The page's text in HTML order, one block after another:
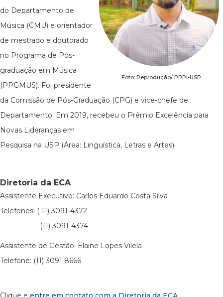
Foto: Reprodução/ PRPI-USP
do Departamento de
Música (CMU) e orientador
de mestrado e doutorado
no Programa de Pós-
graduação em Música
(PPGMUS). Foi presidente
da Comissão de Pós-Graduação (CPG) e vice-chefe de
Departamento. Em 2019, recebeu o Prêmio Excelência para
Novas Lideranças em
Pesquisa na USP (Área: Linguística, Letras e Artes).
Diretoria da ECA
Assistente Executivo: Carlos Eduardo Costa Silva
Telefones: ( 11) 3091-4372
(11) 3091-4374
Assistente de Gestão: Elaine Lopes Vilela
Telefone: (11) 3091 8666